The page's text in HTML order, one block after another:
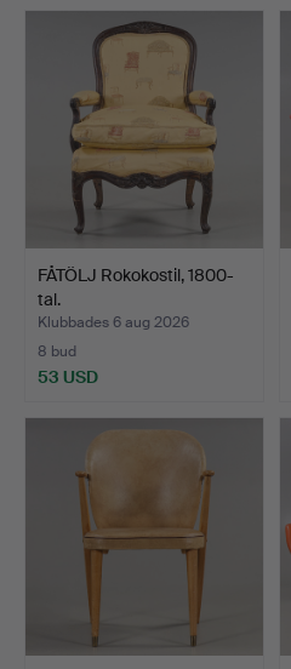
FÅTÖLJ Rokokostil, 1800-
tal.
Klubbades 6 aug 2026
8 bud
53 USD